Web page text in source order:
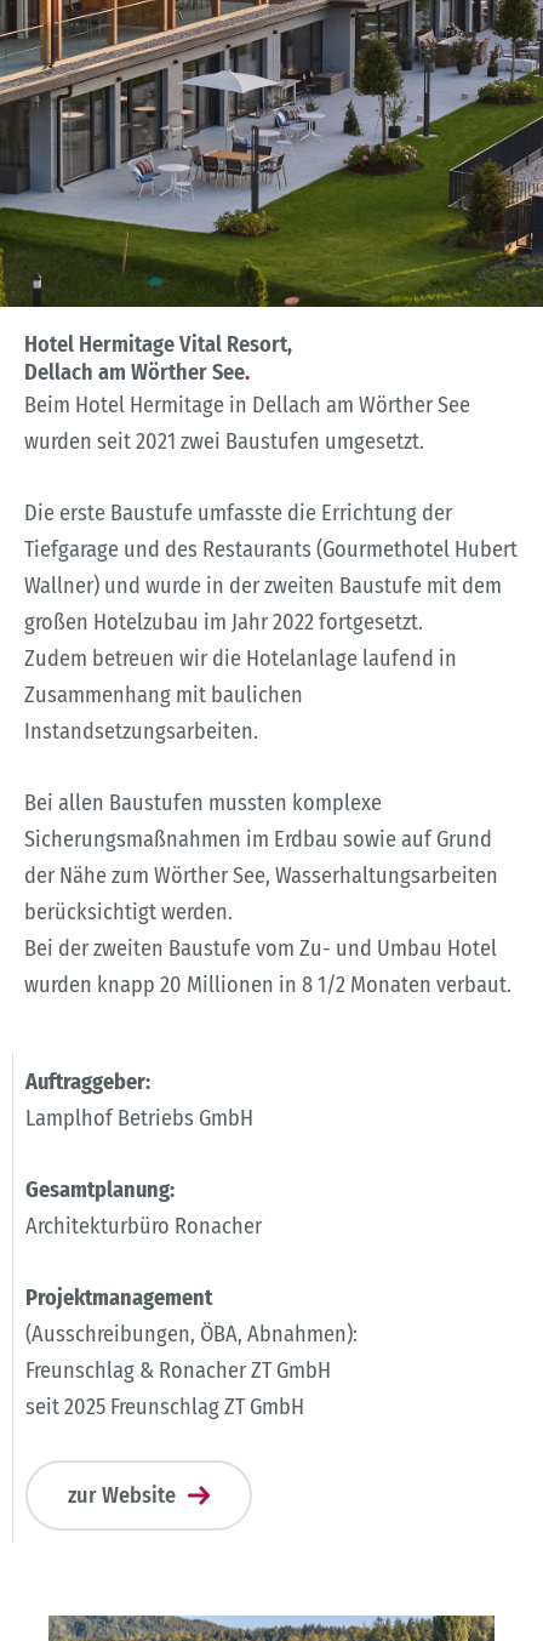
Hotel Hermitage Vital Resort,
Dellach am Wörther See.
Beim Hotel Hermitage in Dellach am Wörther See
wurden seit 2021 zwei Baustufen umgesetzt.
Die erste Baustufe umfasste die Errichtung der
Tiefgarage und des Restaurants (Gourmethotel Hubert
Wallner) und wurde in der zweiten Baustufe mit dem
großen Hotelzubau im Jahr 2022 fortgesetzt.
Zudem betreuen wir die Hotelanlage laufend in
Zusammenhang mit baulichen
Instandsetzungsarbeiten.
Bei allen Baustufen mussten komplexe
Sicherungsmaßnahmen im Erdbau sowie auf Grund
der Nähe zum Wörther See, Wasserhaltungsarbeiten
berücksichtigt werden.
Bei der zweiten Baustufe vom Zu- und Umbau Hotel
wurden knapp 20 Millionen in 8 1/2 Monaten verbaut.
Auftraggeber:
Lamplhof Betriebs GmbH
Gesamtplanung:
Architekturbüro Ronacher
Projektmanagement
(Ausschreibungen, ÖBA, Abnahmen):
Freunschlag & Ronacher ZT GmbH
seit 2025 Freunschlag ZT GmbH
zur Website